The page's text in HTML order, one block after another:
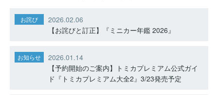
お詫び
2026.02.06
【お詫びと訂正】『ミニカー年鑑 2026』
お知らせ
2026.01.14
【予約開始のご案内】トミカプレミアム公式ガイ
ド『トミカプレミアム大全2』3/23発売予定